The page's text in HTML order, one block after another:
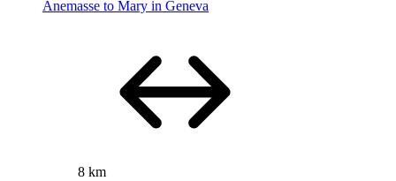
Anemasse to Mary in Geneva
8 km